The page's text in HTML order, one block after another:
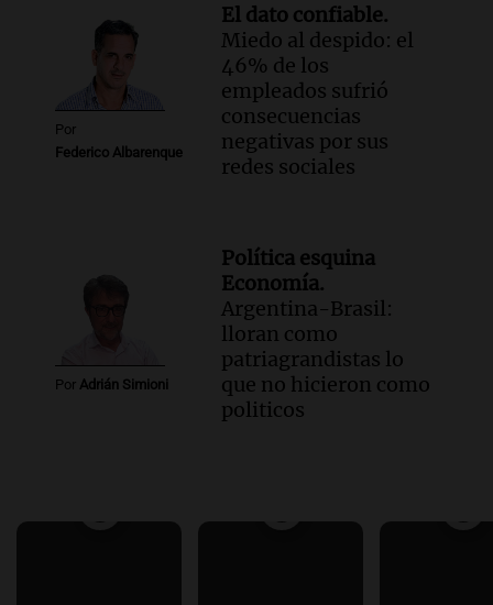
Por
Federico Albarenque
El dato confiable.
Miedo al despido: el
46% de los
empleados sufrió
consecuencias
negativas por sus
redes sociales
Por Adrián Simioni
Política esquina
Economía.
Argentina-Brasil:
lloran como
patriagrandistas lo
que no hicieron como
politicos